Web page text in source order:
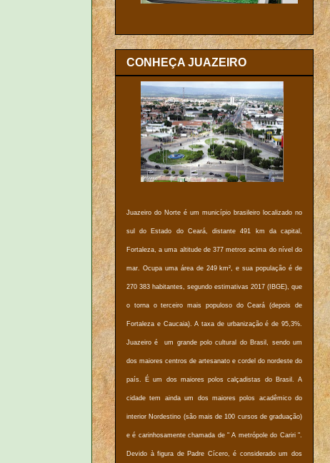
CONHEÇA JUAZEIRO
Juazeiro do Norte é um município brasileiro localizado no
sul do Estado do Ceará, distante 491 km da capital,
Fortaleza, a uma altitude de 377 metros acima do nível do
mar. Ocupa uma área de 249 km², e sua população é de
270 383 habitantes, segundo estimativas 2017 (IBGE), que
o torna o terceiro mais populoso do Ceará (depois de
Fortaleza e Caucaia). A taxa de urbanização é de 95,3%.
Juazeiro é um grande polo cultural do Brasil, sendo um
dos maiores centros de artesanato e cordel do nordeste do
país. É um dos maiores polos calçadistas do Brasil. A
cidade tem ainda um dos maiores polos acadêmico do
interior Nordestino (são mais de 100 cursos de graduação)
e é carinhosamente chamada de " A metrópole do Cariri ".
Devido à figura de Padre Cícero, é considerado um dos